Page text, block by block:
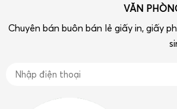
VĂN
Chuyên bán buôn bán lẻ giấy in, giấy